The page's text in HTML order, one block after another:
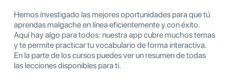
Hemos investigado las mejores oportunidades para que tú
aprendas malgache en línea eficientemente y con éxito.
Aquí hay algo para todos: nuestra app cubre muchos temas
y te permite practicar tu vocabulario de forma interactiva.
En la parte de los cursos puedes ver un resumen de todas
las lecciones disponibles para ti.